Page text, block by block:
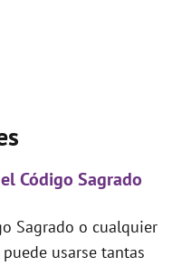
Código Sagrado
Sagrado o cualquier
usarse tantas